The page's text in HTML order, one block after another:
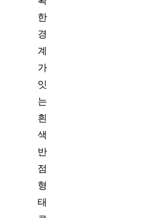
한
경
계
가
잇
는
흰
색
반
점
형
태